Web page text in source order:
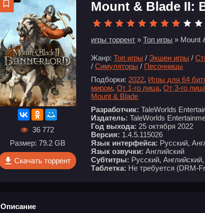
36 772
Размер: 79.2 GB
Скачать торрент
Mount & Blade II:
игры торрент »Топ игры » Mount
Жанр: Топ игры / Экшен игры /
/Симуляторы / Песочницы
Подборки: 2022, Игры для 64
миром,От 1-го лица,От 3-го
Mount & Blade
Разработчик: TaleWorlds
Издатель: TaleWorlds
Год выхода: 25 октября 2022
Версия: 1.4.5.115026
Язык интерфейса: Русский,
Язык озвучки: Английский
Субтитры: Русский,
Таблетка: Не требуется (DRM-
Описание